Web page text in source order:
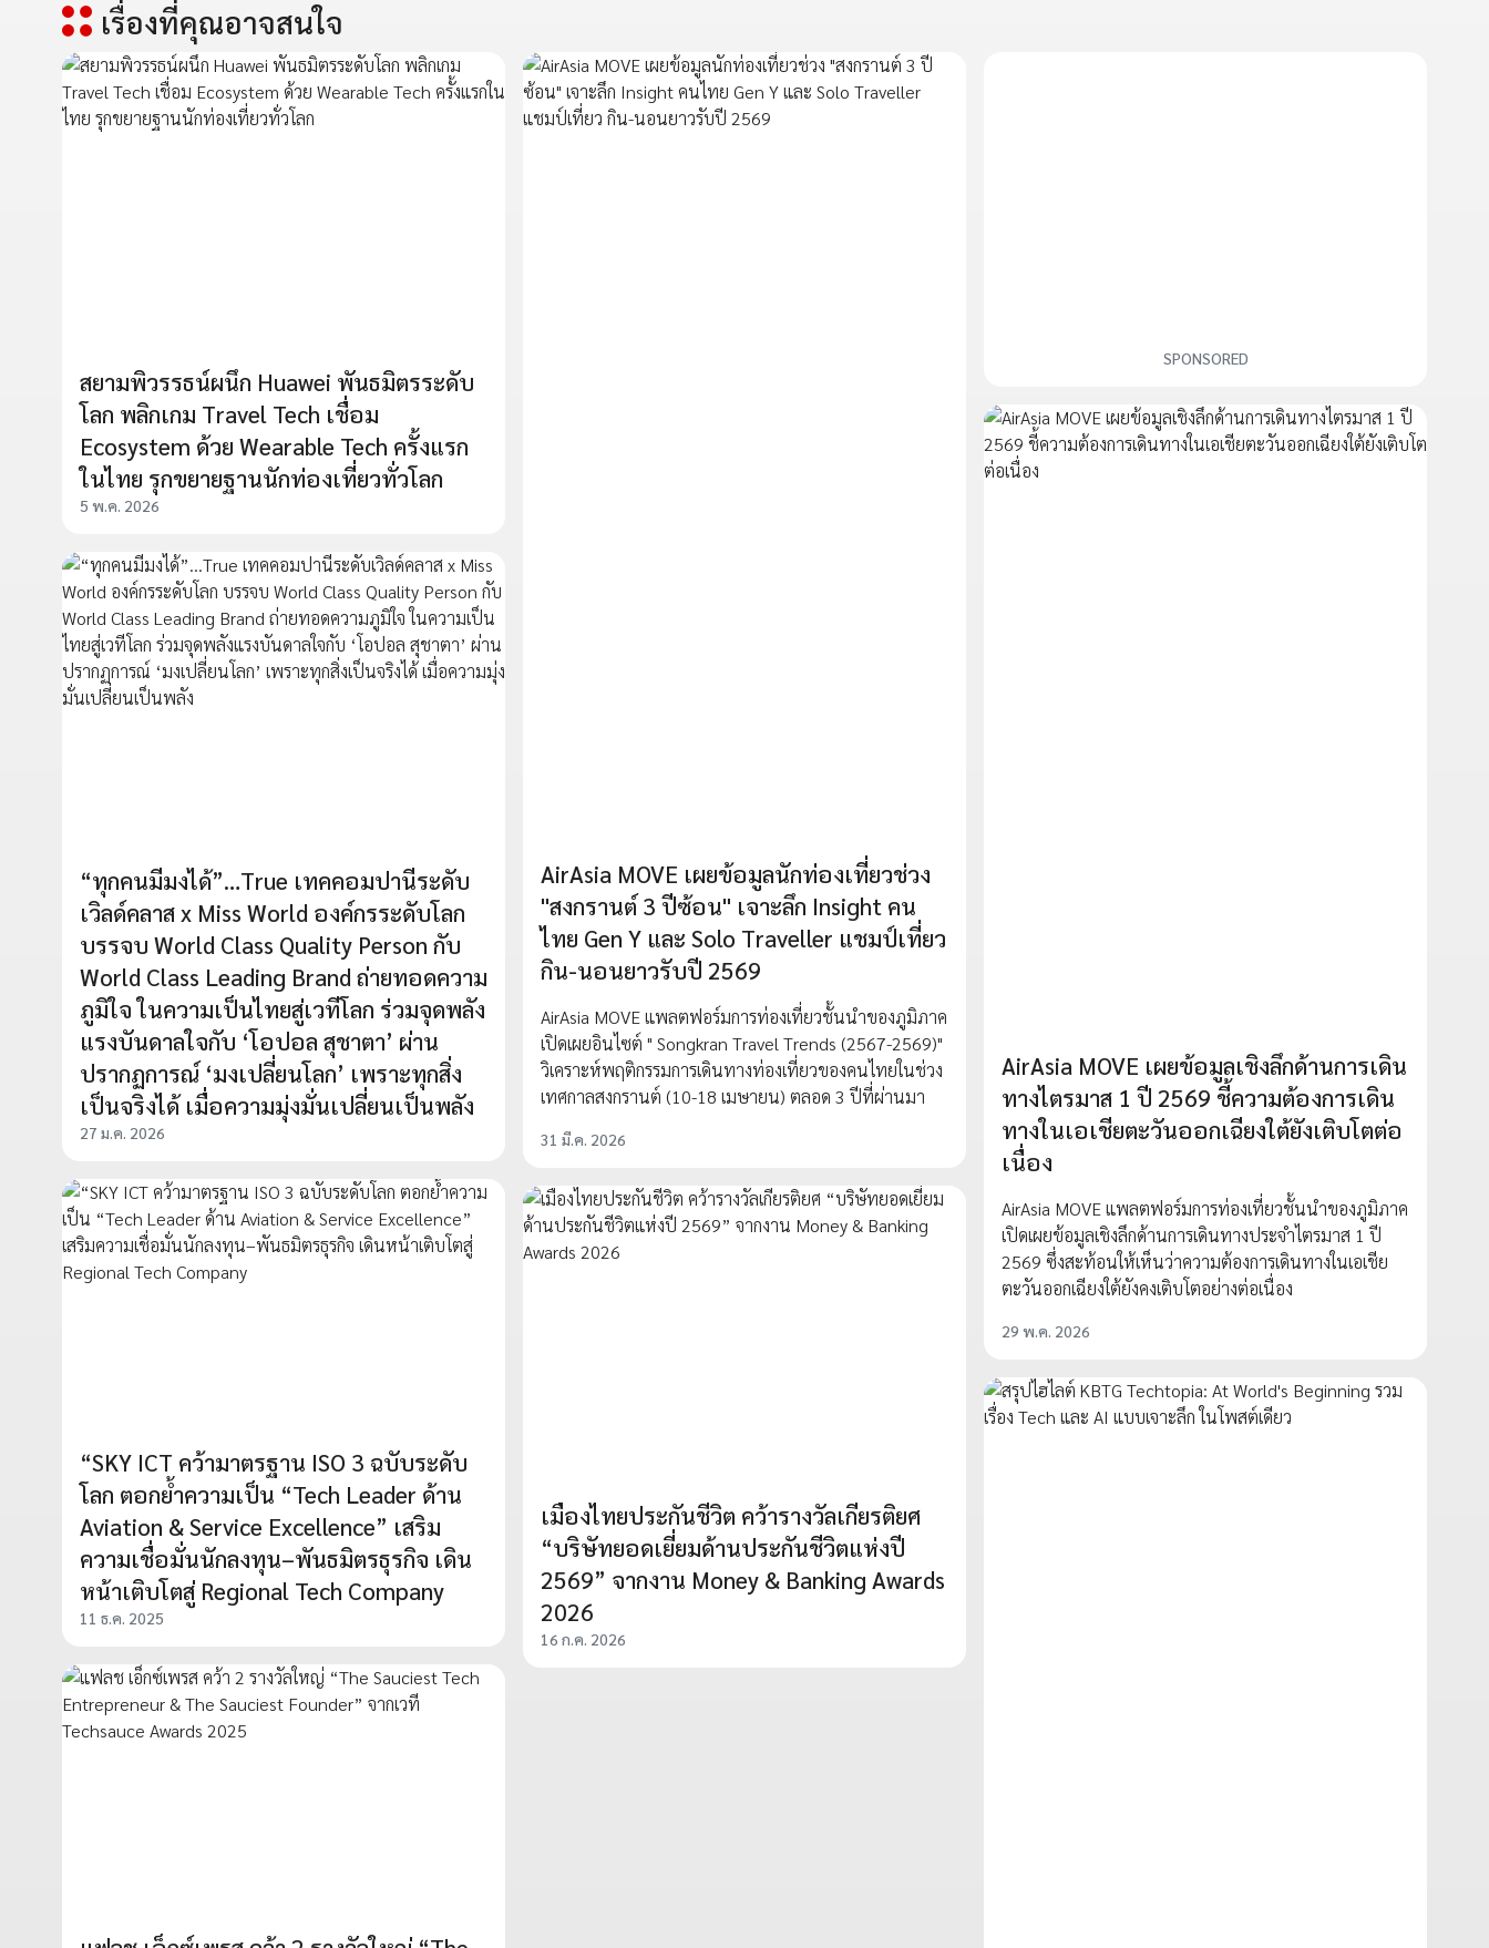
เรื่องที่คุณอาจสนใจ
สยามพิวรรธน์ผนึก Huawei พันธมิตรระดับ
โลก พลิกเกม Travel Tech เชื่อม
Ecosystem ด้วย Wearable Tech ครั้งแรก
ในไทย รุกขยายฐานนักท่องเที่ยวทั่วโลก
5 พ.ค. 2026
AirAsia MOVE เผยข้อมูลนักท่องเที่ยวช่วง
"สงกรานต์ 3 ปีซ้อน" เจาะลึก Insight คน
ไทย Gen Y และ Solo Traveller แชมป์เที่ยว
กิน-นอนยาวรับปี 2569
AirAsia MOVE แพลตฟอร์มการท่องเที่ยวชั้นนำของภูมิภาค
เปิดเผยอินไซต์ " Songkran Travel Trends (2567-2569)"
วิเคราะห์พฤติกรรมการเดินทางท่องเที่ยวของคนไทยในช่วง
เทศกาลสงกรานต์ (10-18 เมษายน) ตลอด 3 ปีที่ผ่านมา
31 มี.ค. 2026
SPONSORED
AirAsia MOVE เผยข้อมูลเชิงลึกด้านการเดิน
ทางไตรมาส 1 ปี 2569 ชี้ความต้องการเดิน
ทางในเอเชียตะวันออกเฉียงใต้ยังเติบโตต่อ
เนื่อง
AirAsia MOVE แพลตฟอร์มการท่องเที่ยวชั้นนำของภูมิภาค
เปิดเผยข้อมูลเชิงลึกด้านการเดินทางประจำไตรมาส 1 ปี
2569 ซึ่งสะท้อนให้เห็นว่าความต้องการเดินทางในเอเชีย
ตะวันออกเฉียงใต้ยังคงเติบโตอย่างต่อเนื่อง
29 พ.ค. 2026
“ทุกคนมีมงได้”…True เทคคอมปานีระดับ
เวิลด์คลาส x Miss World องค์กรระดับโลก
บรรจบ World Class Quality Person กับ
World Class Leading Brand ถ่ายทอดความ
ภูมิใจ ในความเป็นไทยสู่เวทีโลก ร่วมจุดพลัง
แรงบันดาลใจกับ ‘โอปอล สุชาตา’ ผ่าน
ปรากฏการณ์ ‘มงเปลี่ยนโลก’ เพราะทุกสิ่ง
เป็นจริงได้ เมื่อความมุ่งมั่นเปลี่ยนเป็นพลัง
27 ม.ค. 2026
“SKY ICT คว้ามาตรฐาน ISO 3 ฉบับระดับ
โลก ตอกย้ำความเป็น “Tech Leader ด้าน
Aviation & Service Excellence” เสริม
ความเชื่อมั่นนักลงทุน–พันธมิตรธุรกิจ เดิน
หน้าเติบโตสู่ Regional Tech Company
11 ธ.ค. 2025
เมืองไทยประกันชีวิต คว้ารางวัลเกียรติยศ
“บริษัทยอดเยี่ยมด้านประกันชีวิตแห่งปี
2569” จากงาน Money & Banking Awards
2026
16 ก.ค. 2026